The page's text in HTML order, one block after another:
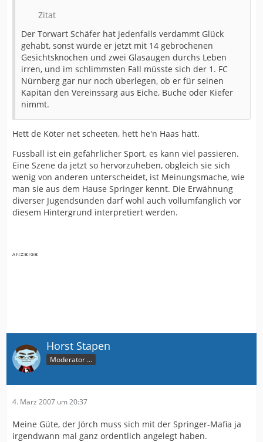
Zitat
Der Torwart Schäfer hat jedenfalls verdammt Glück
gehabt, sonst würde er jetzt mit 14 gebrochenen
Gesichtsknochen und zwei Glasaugen durchs Leben
irren, und im schlimmsten Fall müsste sich der 1. FC
Nürnberg gar nur noch überlegen, ob er für seinen
Kapitän den Vereinssarg aus Eiche, Buche oder Kiefer
nimmt.
Hett de Köter net scheeten, hett he'n Haas hatt.
Fussball ist ein gefährlicher Sport, es kann viel passieren.
Eine Szene da jetzt so hervorzuheben, obgleich sie sich
wenig von anderen unterscheidet, ist Meinungsmache, wie
man sie aus dem Hause Springer kennt. Die Erwähnung
diverser Jugendsünden darf wohl auch vollumfanglich vor
diesem Hintergrund interpretiert werden.
Horst Stapen
Moderator ...
4. März 2007 um 20:37
Meine Güte, der Jörch muss sich mit der Springer-Mafia ja
irgendwann mal ganz ordentlich angelegt haben.